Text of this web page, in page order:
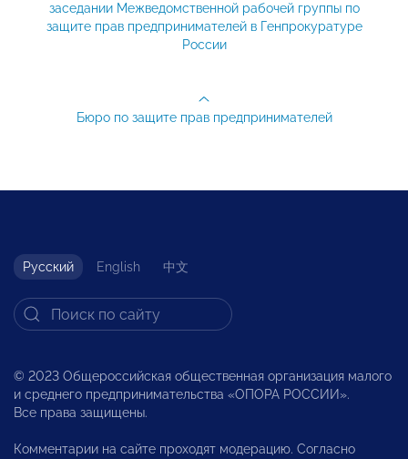
заседании Межведомственной рабочей группы по
защите прав предпринимателей в Генпрокуратуре
России
Бюро по защите прав предпринимателей
Русский English 中文
© 2023 Общероссийская общественная организация малого
и среднего предпринимательства «ОПОРА РОССИИ».
Все права защищены.
Комментарии на сайте проходят модерацию. Согласно